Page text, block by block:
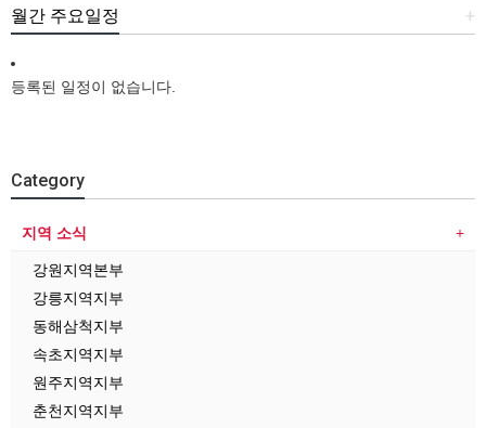
+
월간 주요일정
등록된 일정이 없습니다.
Category
지역 소식
강원지역본부
강릉지역지부
동해삼척지부
속초지역지부
원주지역지부
춘천지역지부